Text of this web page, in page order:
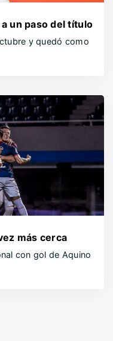
un paso del título
y quedó como
más cerca
con gol de Aquino